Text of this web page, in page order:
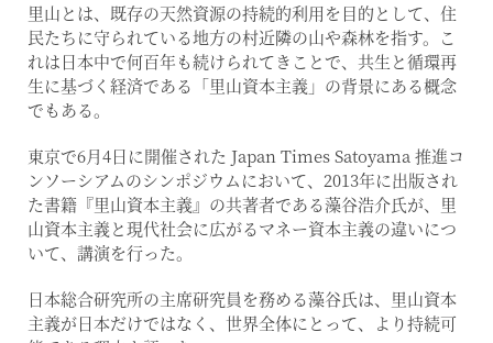
里山とは、既存の天然資源の持続的利用を目的として、住
民たちに守られている地方の村近隣の山や森林を指す。こ
れは日本中で何百年も続けられてきことで、共生と循環再
生に基づく経済である「里山資本主義」の背景にある概念
でもある。
東京で6月4日に開催された Japan Times Satoyama 推進コ
ンソーシアムのシンポジウムにおいて、2013年に出版され
た書籍『里山資本主義』の共著者である藻谷浩介氏が、里
山資本主義と現代社会に広がるマネー資本主義の違いにつ
いて、講演を行った。
日本総合研究所の主席研究員を務める藻谷氏は、里山資本
主義が日本だけではなく、世界全体にとって、より持続可